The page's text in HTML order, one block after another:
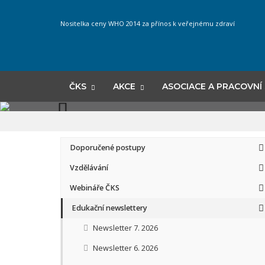
Nositelka ceny WHO 2014 za přínos k veřejnému zdraví
ČKS AKCE ASOCIACE A PRACOVNÍ
Doporučené postupy
Vzdělávání
Webináře ČKS
Edukační newslettery
Newsletter 7. 2026
Newsletter 6. 2026